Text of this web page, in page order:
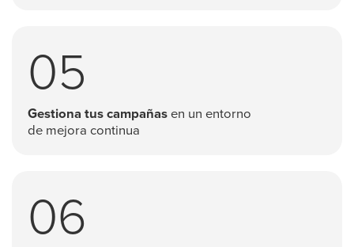
05
Gestiona tus campañas en un entorno
de mejora continua
06